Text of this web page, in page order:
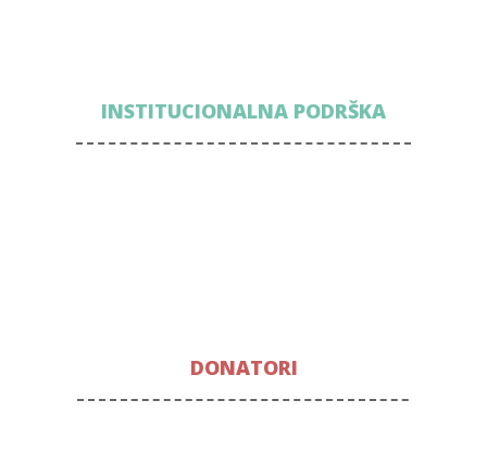
INSTITUCIONALNA PODRŠKA
DONATORI